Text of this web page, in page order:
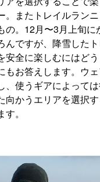
。またトレイルラン
の。12月〜3月上旬に
んですが、降雪した
安全に楽しむにはど
もお答えします。ウ
、使うギアによって
向かうエリアを選択
。